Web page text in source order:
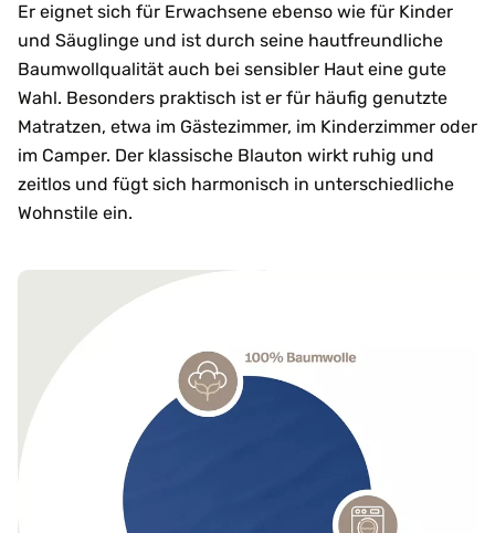
Er eignet sich für Erwachsene ebenso wie für Kinder
und Säuglinge und ist durch seine hautfreundliche
Baumwollqualität auch bei sensibler Haut eine gute
Wahl. Besonders praktisch ist er für häufig genutzte
Matratzen, etwa im Gästezimmer, im Kinderzimmer oder
im Camper. Der klassische Blauton wirkt ruhig und
zeitlos und fügt sich harmonisch in unterschiedliche
Wohnstile ein.